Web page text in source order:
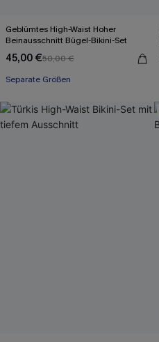
Geblümtes High-Waist Hoher
Beinausschnitt Bügel-Bikini-Set
45,00 €50,00 €
Separate Größen